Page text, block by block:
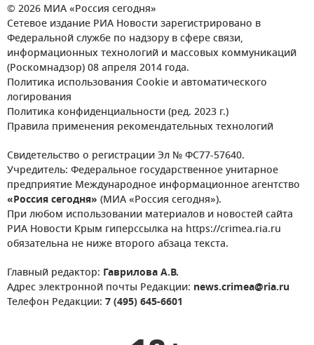
© 2026 МИА «Россия сегодня»
Сетевое издание РИА Новости зарегистрировано в
Федеральной службе по надзору в сфере связи,
информационных технологий и массовых коммуникаций
(Роскомнадзор) 08 апреля 2014 года.
Политика использования Cookie и автоматического
логирования
Политика конфиденциальности (ред. 2023 г.)
Правила применения рекомендательных технологий
Свидетельство о регистрации Эл № ФС77-57640.
Учредитель: Федеральное государственное унитарное
предприятие Международное информационное агентство
«Россия сегодня» (МИА «Россия сегодня»).
При любом использовании материалов и новостей сайта
РИА Новости Крым гиперссылка на https://crimea.ria.ru
обязательна не ниже второго абзаца текста.
Главный редактор: Гаврилова А.В.
Адрес электронной почты Редакции: news.crimea@ria.ru
Телефон Редакции: 7 (495) 645-6601